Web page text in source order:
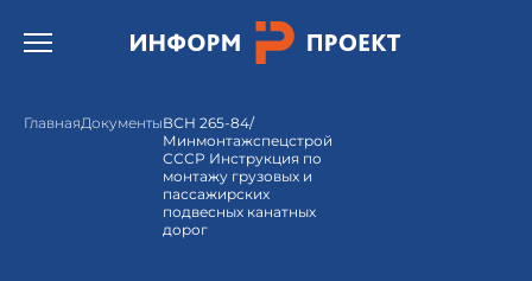
Открыть бургер меню.
ГлавнаяДокументыВСН 265-84/
Минмонтажспецстрой
СССР Инструкция по
монтажу грузовых и
пассажирских
подвесных канатных
дорог